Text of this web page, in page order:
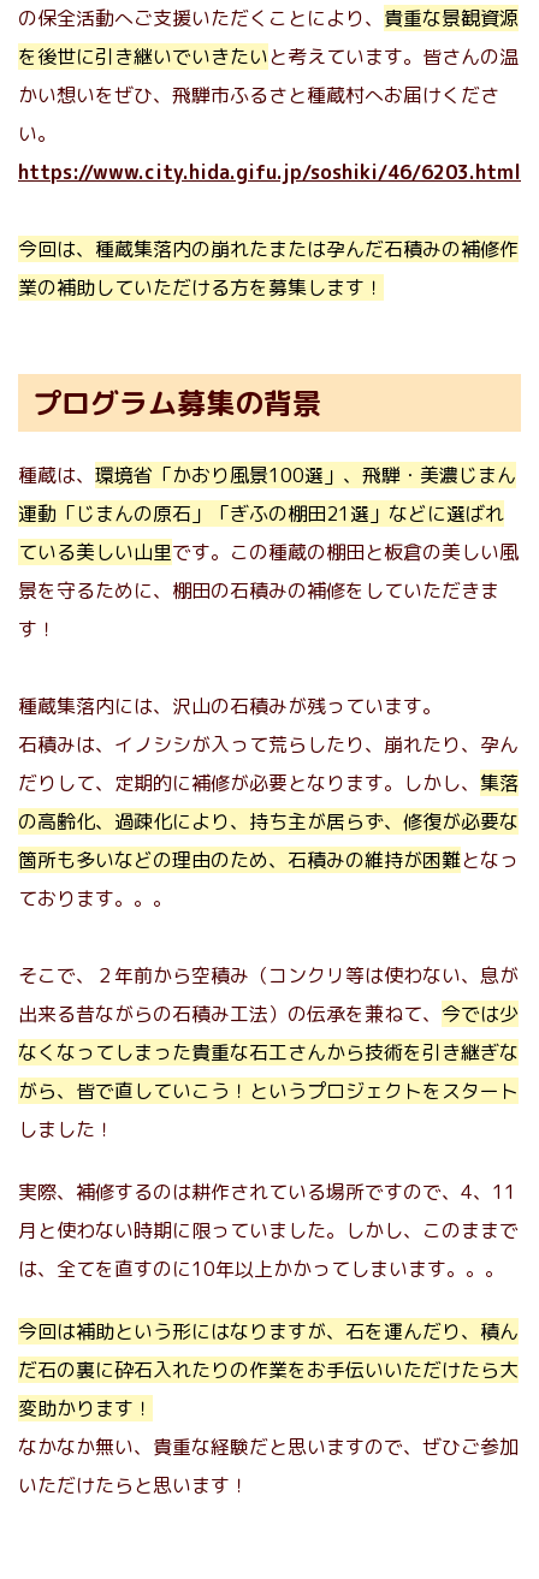
の保全活動へご支援いただくことにより、 貴重な景観資源
を後世に引き継いでいきたいと考えています。皆さんの温
かい想いをぜひ、飛騨市ふるさと種蔵村へお届けくださ
い。
https://www.city.hida.gifu.jp/soshiki/46/6203.html
今回は、種蔵集落内の崩れたまたは孕んだ石積みの補修作
業の補助していただける方を募集します！
プログラム募集の背景
種蔵は、 環境省「かおり風景100選」、飛騨・美濃じまん
運動「じまんの原石」「ぎふの棚田21選」などに選ばれ
ている美しい山里です。この種蔵の棚田と板倉の美しい風
景を守るために、棚田の石積みの補修をしていただきま
す！
種蔵集落内には、沢山の石積みが残っています。
石積みは、イノシシが入って荒らしたり、崩れたり、孕ん
だりして、定期的に補修が必要となります。しかし、 集落
の高齢化、過疎化により、持ち主が居らず、修復が必要な
箇所も多いなどの理由のため、石積みの維持が困難となっ
ております。。。
そこで、２年前から空積み（コンクリ等は使わない、息が
出来る昔ながらの石積み工法）の伝承を兼ねて、 今では少
なくなってしまった貴重な石工さんから技術を引き継ぎな
がら、皆で直していこう！というプロジェクトをスタート
しました！
実際、補修するのは耕作されている場所ですので、4、11
月と使わない時期に限っていました。しかし、このままで
は、全てを直すのに10年以上かかってしまいます。。。
今回は補助という形にはなりますが、石を運んだり、積ん
だ石の裏に砕石入れたりの作業をお手伝いいただけたら大
変助かります！
なかなか無い、貴重な経験だと思いますので、ぜひご参加
いただけたらと思います！